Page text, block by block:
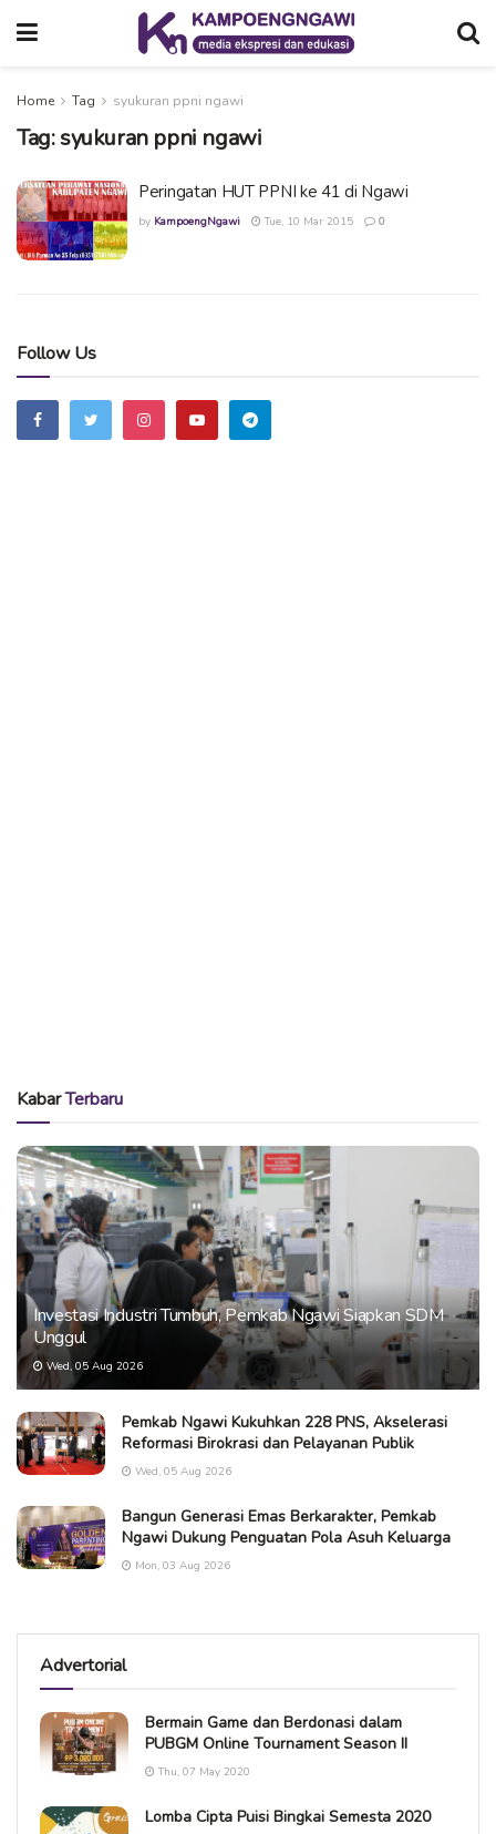
Home Tag syukuran ppni ngawi
Tag:syukuran ppni ngawi
Peringatan HUT PPNI ke 41 di Ngawi
by KampoengNgawi Tue, 10 Mar 2015 0
Follow Us
KabarTerbaru
Investasi Industri Tumbuh, Pemkab Ngawi Siapkan SDM
Unggul
Wed, 05 Aug 2026
Pemkab Ngawi Kukuhkan 228 PNS, Akselerasi
Reformasi Birokrasi dan Pelayanan Publik
Wed, 05 Aug 2026
Bangun Generasi Emas Berkarakter, Pemkab
Ngawi Dukung Penguatan Pola Asuh Keluarga
Mon, 03 Aug 2026
Advertorial
Bermain Game dan Berdonasi dalam
PUBGM Online Tournament Season II
Thu, 07 May 2020
Lomba Cipta Puisi Bingkai Semesta 2020